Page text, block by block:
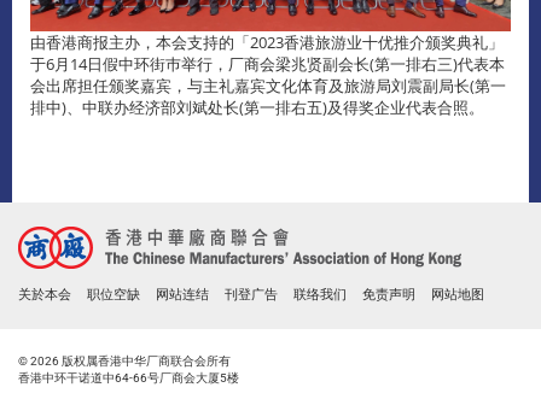
由香港商报主办，本会支持的「2023香港旅游业十优推介颁奖典礼」
于6月14日假中环街巿举行，厂商会梁兆贤副会长(第一排右三)代表本
会出席担任颁奖嘉宾，与主礼嘉宾文化体育及旅游局刘震副局长(第一
排中)、中联办经济部刘斌处长(第一排右五)及得奖企业代表合照。
关於本会 职位空缺 网站连结 刊登广告 联络我们 免责声明 网站地图
© 2026 版权属香港中华厂商联合会所有
香港中环干诺道中64-66号厂商会大厦5楼